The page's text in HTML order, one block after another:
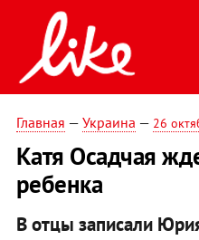
Главная — Украина — 26
Катя Осадчая
ребенка
В отцы записали